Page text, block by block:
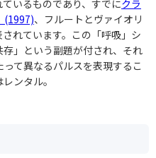
いるものであり、すでにクラ
(1997)、フルートとヴァイオリ
れています。この「呼吸」シ
」という副題が付され、それ
て異なるパルスを表現するこ
ンタル。